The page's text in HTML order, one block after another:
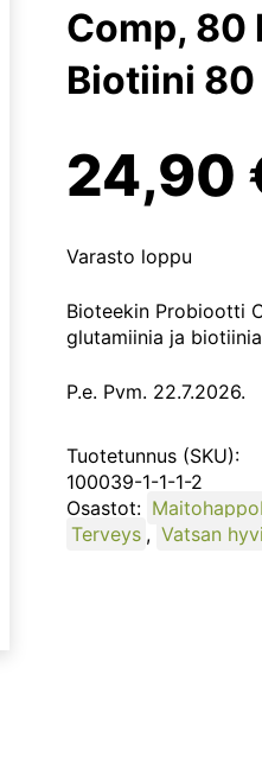
Comp, 80
Biotiini 80
24,90
Varasto loppu
Bioteekin Probiootti
glutamiinia ja
P.e. Pvm. 22.7.2026.
Tuotetunnus (SKU):
100039-1-1-1-2
Osastot:
Terveys , Vatsan